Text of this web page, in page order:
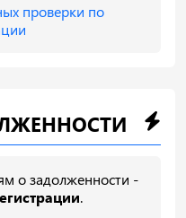
проверки по
о задолженности -
.